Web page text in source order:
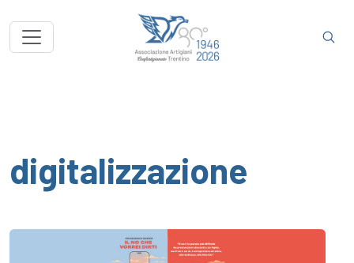
digitalizzazione